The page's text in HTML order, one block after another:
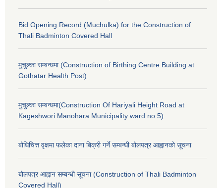
Bid Opening Record (Muchulka) for the Construction of
Thali Badminton Covered Hall
मुचुल्का सम्बन्धमा (Construction of Birthing Centre Building at
Gothatar Health Post)
मुचुल्का सम्बन्धमा(Construction Of Hariyali Height Road at
Kageshwori Manohara Municipality ward no 5)
बोधिचित्त वृक्षमा फलेका दाना बिक्री गर्ने सम्बन्धी बोलपत्र आह्वानको सूचना
बोलपत्र आह्वान सम्बन्धी सूचना (Construction of Thali Badminton
Covered Hall)